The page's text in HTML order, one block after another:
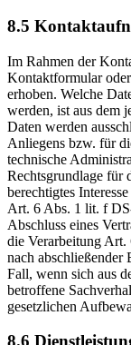
8.5
Im Rahmen der
Kontaktformular
erhoben. Welche
werden, ist aus dem
Daten werden
Anliegens bzw. für
technische
Rechtsgrundlage für
berechtigtes
Art. 6 Abs. 1 lit. f
Abschluss eines
die Verarbeitung
nach abschließender
Fall, wenn sich aus
betroffene
gesetzlichen
8.6